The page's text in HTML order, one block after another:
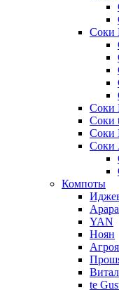
Соки
Соки
Соки
Соки
Соки
Компоты
YAN
Ноян
Витал
te